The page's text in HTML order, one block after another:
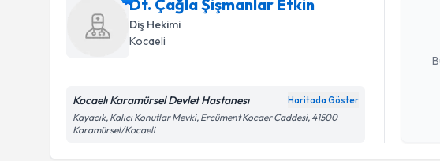
Dt. Çağla Şişmanlar Etkin
Diş Hekimi
Kocaeli
Kocaelı Karamürsel Devlet Hastanesı Haritada Göster
Kayacık, Kalıcı Konutlar Mevki, Ercüment Kocaer Caddesi, 41500
Karamürsel/Kocaeli